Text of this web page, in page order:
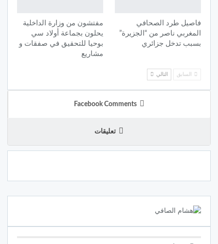
فاصيل طرد الصحافي
المغربي ناصر من “الجزيرة”
بسبب تدخل جزائري
مفتشون من وزارة الداخلية
يحلون بجماعة أولاد سي
بوحيا للتحقيق في صفقات و
مشاريع
السابق التالي
Facebook Comments
تعليقات